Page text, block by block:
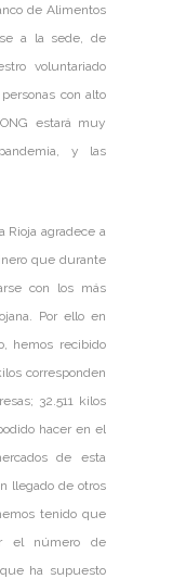
de Alimentos
a la sede, de
voluntariado
con alto
estará muy
y las
Rioja agradece a
que durante
con los más
Por ello en
hemos recibido
corresponden
32.511 kilos
hacer en el
de esta
llegado de otros
tenido que
el número de
ha supuesto